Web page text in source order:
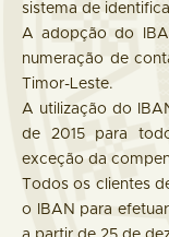
sistema de
A adopção do
numeração de
Timor-Leste.
A utilização do
de 2015 para
exceção da
Todos os clientes
o IBAN para